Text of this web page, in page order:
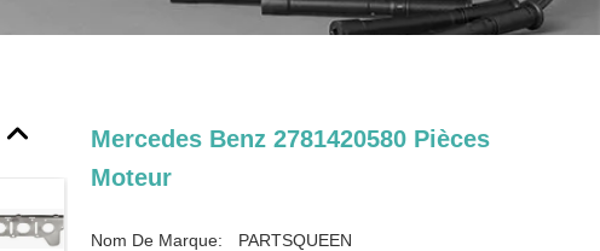
Mercedes Benz 2781420580 Pièces
Moteur
Nom De Marque: PARTSQUEEN